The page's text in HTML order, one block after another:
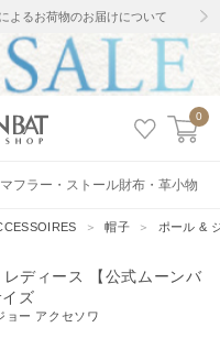
よるお荷物のお届けについて
0
マフラー・ストール財布・革小物
＞帽子 ＞ ポール &
ディース 【公式ムーンバ
ズ
ョー アクセソワ